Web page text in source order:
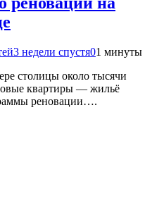
3 недели спустя01 минуты
столицы около тысячи
квартиры — жильё
реновации….